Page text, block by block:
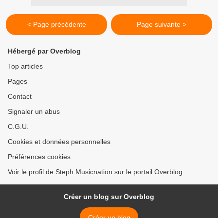
< Page précédente Page suivante >
Hébergé par Overblog
Top articles
Pages
Contact
Signaler un abus
C.G.U.
Cookies et données personnelles
Préférences cookies
Voir le profil de Steph Musicnation sur le portail Overblog
Créer un blog sur Overblog